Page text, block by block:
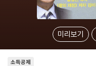
미리보기
소득공제